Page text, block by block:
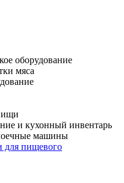
оборудование
мяса
и кухонный инвентарь
машины
для пищевого